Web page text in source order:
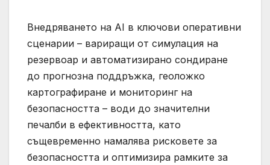
Внедряването на AI в ключови оперативни
сценарии – вариращи от симулация на
резервоар и автоматизирано сондиране
до прогнозна поддръжка, геоложко
картографиране и мониторинг на
безопасността – води до значителни
печалби в ефективността, като
същевременно намалява рисковете за
безопасността и оптимизира рамките за